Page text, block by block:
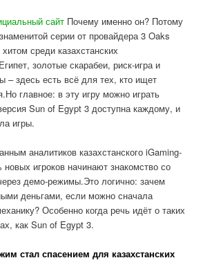
сайт Почему именно он? Потому
серии от провайдера 3 Oaks
среди казахстанских
золотые скарабеи, риск-игра и
здесь есть всё для тех, кто ищет
главное: в эту игру можно играть
Sun of Egypt 3 доступна каждому, и
игры.
аналитиков казахстанского iGaming-
игроков начинают знакомство со
демо-режимы.Это логично: зачем
деньгами, если можно сначала
Особенно когда речь идёт о таких
как Sun of Egypt 3.
стал спасением для казахстанских